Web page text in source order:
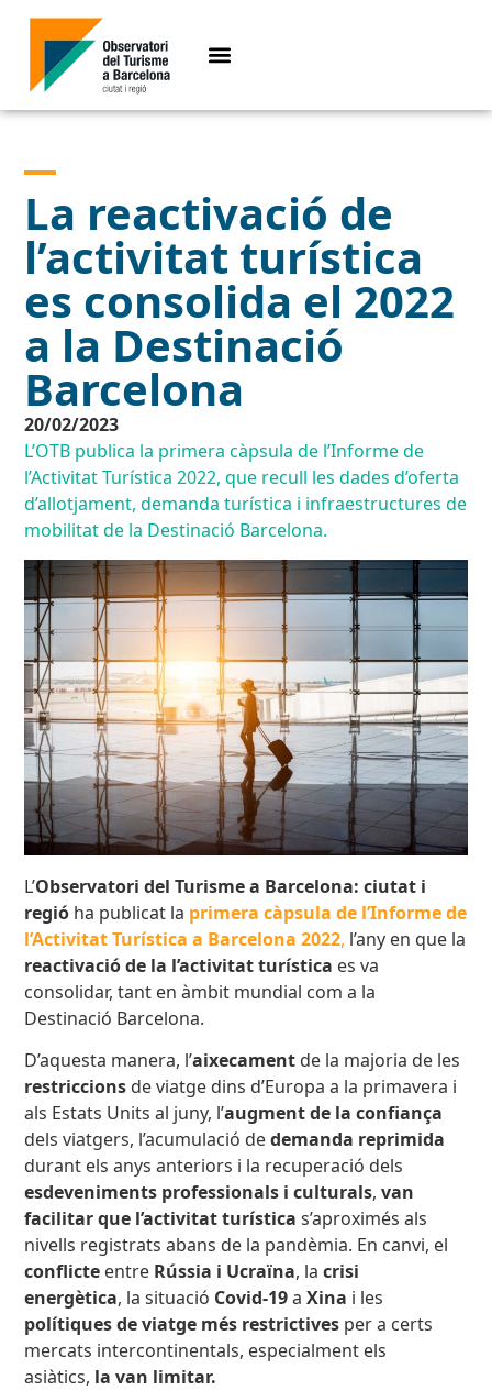
La reactivació de
l’activitat turística
es consolida el 2022
a la Destinació
Barcelona
20/02/2023
L’OTB publica la primera càpsula de l’Informe de
l’Activitat Turística 2022, que recull les dades d’oferta
d’allotjament, demanda turística i infraestructures de
mobilitat de la Destinació Barcelona.
L’Observatori del Turisme a Barcelona: ciutat i
regió ha publicat la primera càpsula de l’Informe de
l’Activitat Turística a Barcelona 2022, l’any en que la
reactivació de la l’activitat turística es va
consolidar, tant en àmbit mundial com a la
Destinació Barcelona.
D’aquesta manera, l’aixecament de la majoria de les
restriccions de viatge dins d’Europa a la primavera i
als Estats Units al juny, l’augment de la confiança
dels viatgers, l’acumulació dedemanda reprimida
durant els anys anteriors i la recuperació dels
esdeveniments professionals i culturals,van
facilitar que l’activitat turísticas’aproximés als
nivells registrats abans de la pandèmia. En canvi, el
conflicte entre Rússia i Ucraïna, lacrisi
energètica, la situació Covid-19aXina i les
polítiques de viatge més restrictives per a certs
mercats intercontinentals, especialment els
asiàtics, la van limitar.